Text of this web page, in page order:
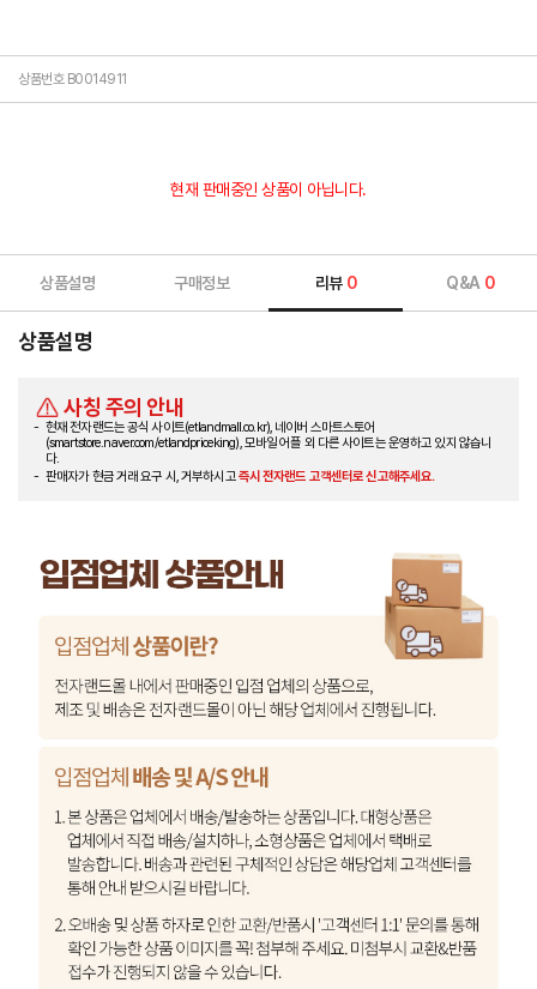
상품번호 B0014911
현재 판매중인 상품이 아닙니다.
상품설명 구매정보 리뷰 0 Q&A 0
상품설명
사칭 주의 안내
현재 전자랜드는 공식 사이트(etlandmall.co.kr), 네이버 스마트스토어
(smartstore.naver.com/etlandpriceking), 모바일 어플 외 다른 사이트는 운영하고 있지 않습니
다.
판매자가 현금 거래 요구 시, 거부하시고즉시 전자랜드 고객센터로 신고해주세요.